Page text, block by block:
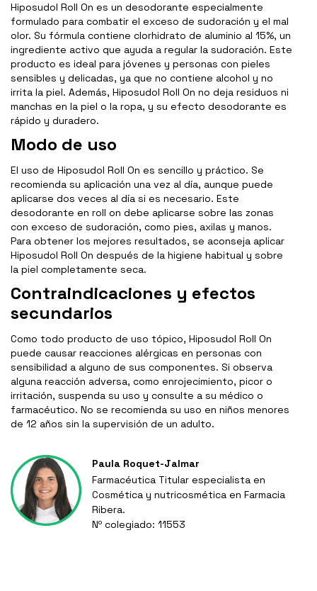
Hiposudol Roll On es un desodorante especialmente
formulado para combatir el exceso de sudoración y el mal
olor. Su fórmula contiene clorhidrato de aluminio al 15%, un
ingrediente activo que ayuda a regular la sudoración. Este
producto es ideal para jóvenes y personas con pieles
sensibles y delicadas, ya que no contiene alcohol y no
irrita la piel. Además, Hiposudol Roll On no deja residuos ni
manchas en la piel o la ropa, y su efecto desodorante es
rápido y duradero.
Modo de uso
El uso de Hiposudol Roll On es sencillo y práctico. Se
recomienda su aplicación una vez al día, aunque puede
aplicarse dos veces al día si es necesario. Este
desodorante en roll on debe aplicarse sobre las zonas
con exceso de sudoración, como pies, axilas y manos.
Para obtener los mejores resultados, se aconseja aplicar
Hiposudol Roll On después de la higiene habitual y sobre
la piel completamente seca.
Contraindicaciones y efectos
secundarios
Como todo producto de uso tópico, Hiposudol Roll On
puede causar reacciones alérgicas en personas con
sensibilidad a alguno de sus componentes. Si observa
alguna reacción adversa, como enrojecimiento, picor o
irritación, suspenda su uso y consulte a su médico o
farmacéutico. No se recomienda su uso en niños menores
de 12 años sin la supervisión de un adulto.
Paula Roquet-Jalmar
Farmacéutica Titular especialista en
Cosmética y nutricosmética en Farmacia
Ribera.
Nº colegiado: 11553